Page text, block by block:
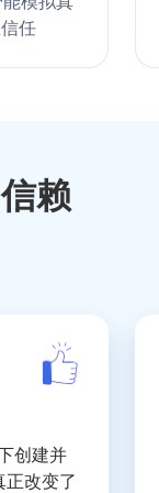
任
赖
创建并
改变了